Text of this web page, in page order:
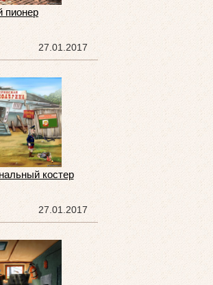
пионер
27.01.2017
костер
27.01.2017